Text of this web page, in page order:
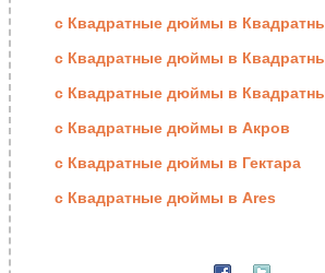
с Квадратные дюймы в
с Квадратные дюймы в
с Квадратные дюймы в
с Квадратные дюймы в Акров
с Квадратные дюймы в Гектара
с Квадратные дюймы в Ares